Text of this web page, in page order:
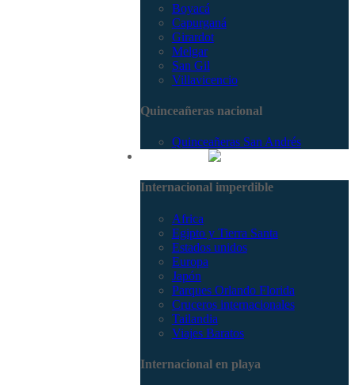
Boyacá
Capurganá
Girardot
Melgar
San Gil
Villavicencio
Quinceañeras nacional
Quinceañeras San Andrés
Internacional imperdible
Africa
Egipto y Tierra Santa
Estados unidos
Europa
Japón
Parques Orlando Florida
Cruceros internacionales
Tailandia
Viajes Baratos
Internacional en playa